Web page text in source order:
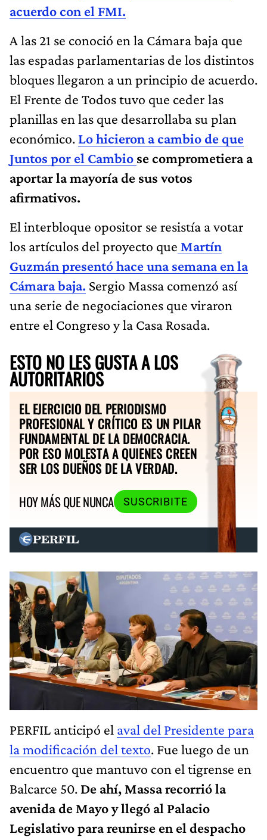
acuerdo con el FMI.
A las 21 se conoció en la Cámara baja que
las espadas parlamentarias de los distintos
bloques llegaron a un principio de acuerdo.
El Frente de Todos tuvo que ceder las
planillas en las que desarrollaba su plan
económico. Lo hicieron a cambio de que
Juntos por el Cambio se comprometiera a
aportar la mayoría de sus votos
afirmativos.
El interbloque opositor se resistía a votar
los artículos del proyecto que Martín
Guzmán presentó hace una semana en la
Cámara baja. Sergio Massa comenzó así
una serie de negociaciones que viraron
entre el Congreso y la Casa Rosada.
ESTO NO LES GUSTA A LOS
AUTORITARIOS
EL EJERCICIO DEL PERIODISMO
PROFESIONAL Y CRÍTICO ES UN PILAR
FUNDAMENTAL DE LA DEMOCRACIA.
POR ESO MOLESTA A QUIENES CREEN
SER LOS DUEÑOS DE LA VERDAD.
HOY MÁS QUE NUNCA
SUSCRIBITE
PERFIL anticipó el aval del Presidente para
la modificación del texto. Fue luego de un
encuentro que mantuvo con el tigrense en
Balcarce 50. De ahí, Massa recorrió la
avenida de Mayo y llegó al Palacio
Legislativo para reunirse en el despacho